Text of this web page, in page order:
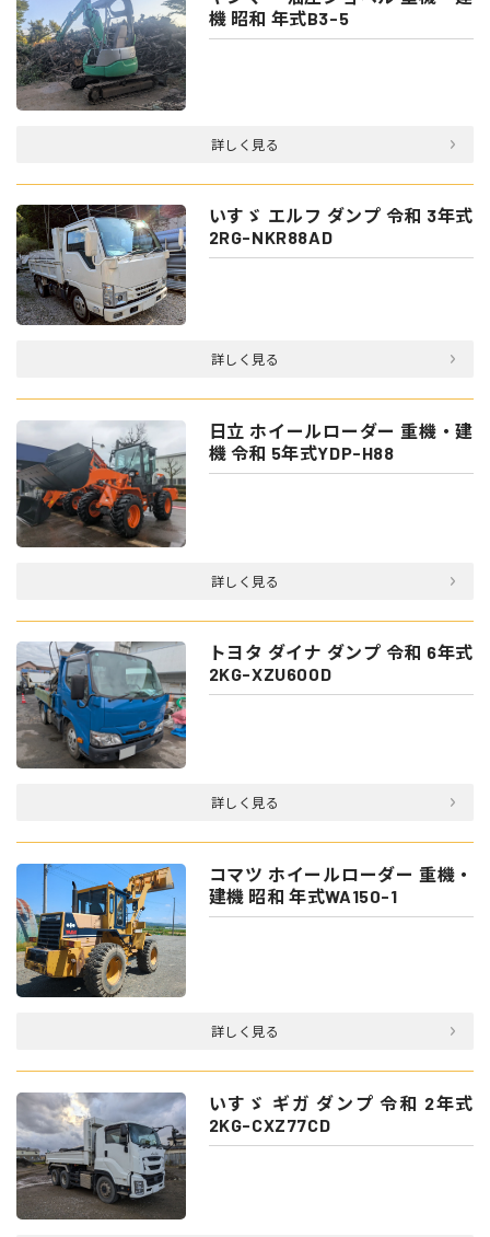
機 昭和 年式B3-5
詳しく見る
いすゞ エルフ ダンプ 令和 3年式
2RG-NKR88AD
詳しく見る
日立 ホイールローダー 重機・建
機 令和 5年式YDP-H88
詳しく見る
トヨタ ダイナ ダンプ 令和 6年式
2KG-XZU600D
詳しく見る
コマツ ホイールローダー 重機・
建機 昭和 年式WA150-1
詳しく見る
いすゞ ギガ ダンプ 令和 2年式
2KG-CXZ77CD